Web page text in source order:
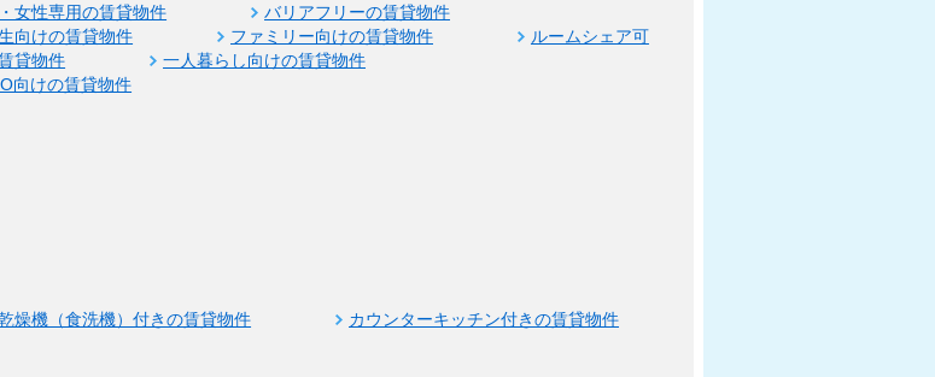
女性専用の賃貸物件
バリアフリーの賃貸物件
向けの賃貸物件 ファミリー向けの賃貸物件
ルームシェア可
貸物件
一人暮らし向けの賃貸物件
向けの賃貸物件
燥機（食洗機）付きの賃貸物件
カウンターキッチン付きの賃貸物件